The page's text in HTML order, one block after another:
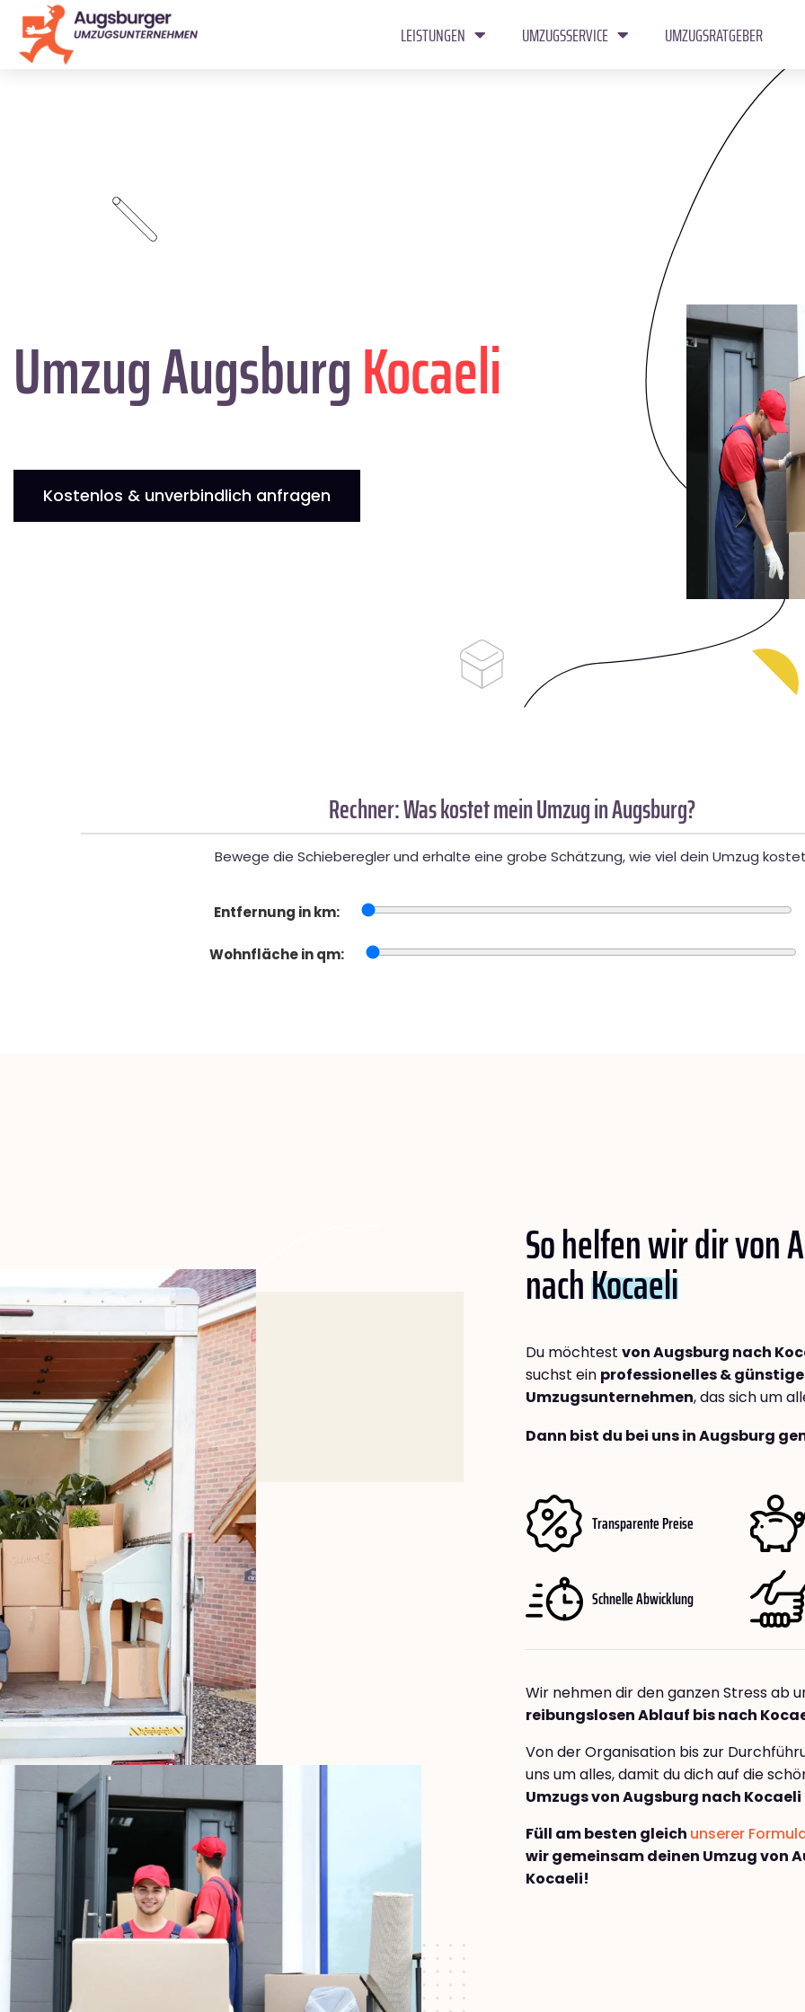
LEISTUNGEN UMZUGSSERVICE UMZUGSRATGEBER
Umzug AugsburgKocaeli
Kostenlos & unverbindlich anfragen
Rechner: Was kostet mein Umzug in Augsburg?
Bewege die Schieberegler und erhalte eine grobe Schätzung, wie viel dein Umzug
Entfernung in km:
Wohnfläche in qm:
So helfen wir dir von
nachKocaeli
Du möchtest von Augsburg nach
suchst ein professionelles &
Umzugsunternehmen, das sich um
Dann bist du bei uns in Augsburg
Transparente Preise
Schnelle Abwicklung
Wir nehmen dir den ganzen Stress ab
reibungslosen Ablauf bis nach
Von der Organisation bis zur
uns um alles, damit du dich auf die
Umzugs von Augsburg nach Kocaeli
Füll am besten gleich unserer
wir gemeinsam deinen Umzug von
Kocaeli!